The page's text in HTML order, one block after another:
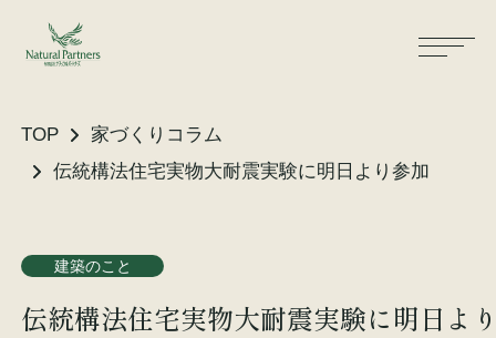
TOP
家づくりコラム
伝統構法住宅実物大耐震実験に明日より参加
建築のこと
伝統構法住宅実物大耐震実験に明日よ
大工が建てる家